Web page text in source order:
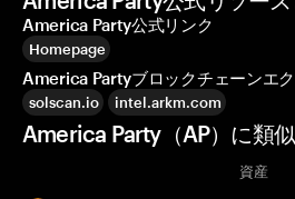
America Party公式リンク
Homepage
America Partyブロックチェーンエ
solscan.io intel.arkm.com
America Party（AP）に類
資産